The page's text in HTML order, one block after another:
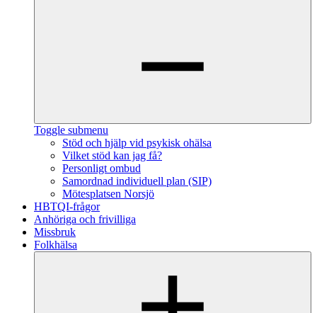
Toggle submenu
Stöd och hjälp vid psykisk ohälsa
Vilket stöd kan jag få?
Personligt ombud
Samordnad individuell plan (SIP)
Mötesplatsen Norsjö
HBTQI-frågor
Anhöriga och frivilliga
Missbruk
Folkhälsa